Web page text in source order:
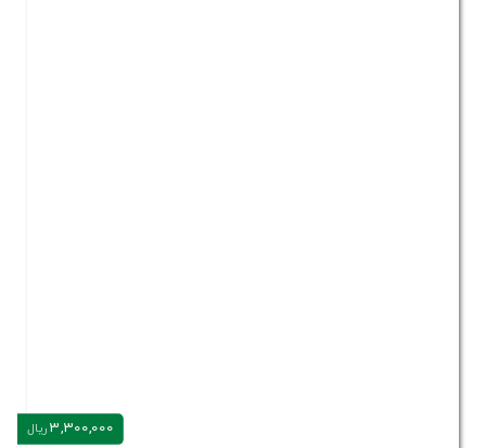
3,300,000ریال